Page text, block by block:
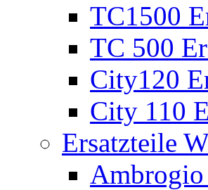
TC1500
TC 500
City120
City 110
Ersatzteile
Ambrogio